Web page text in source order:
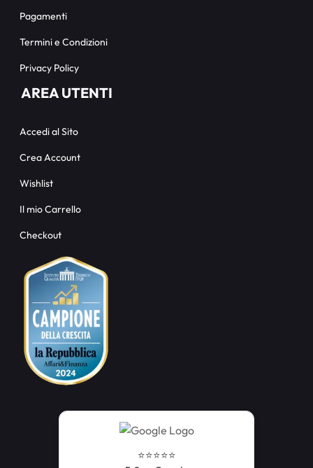
Pagamenti
Termini e Condizioni
Privacy Policy
AREA UTENTI
Accedi al Sito
Crea Account
Wishlist
Il mio Carrello
Checkout
⭐️⭐️⭐️⭐️⭐️